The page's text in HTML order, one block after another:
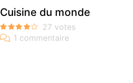
Cuisine du monde